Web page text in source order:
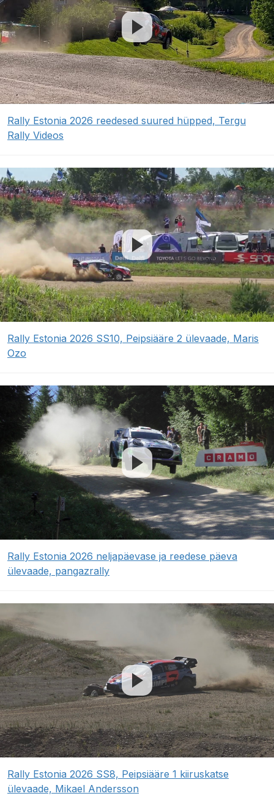
Rally Estonia 2026 reedesed suured hüpped, Tergu
Rally Videos
Rally Estonia 2026 SS10, Peipsiääre 2 ülevaade, Maris
Ozo
Rally Estonia 2026 neljapäevase ja reedese päeva
ülevaade, pangazrally
Rally Estonia 2026 SS8, Peipsiääre 1 kiiruskatse
ülevaade, Mikael Andersson